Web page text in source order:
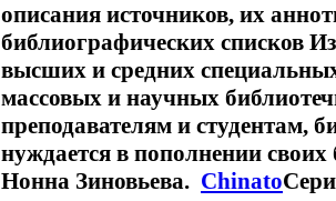
описания источников, их
библиографических списков
высших и средних
массовых и научных
преподавателям и студентам,
нуждается в пополнении
Нонна Зиновьева. Chinato